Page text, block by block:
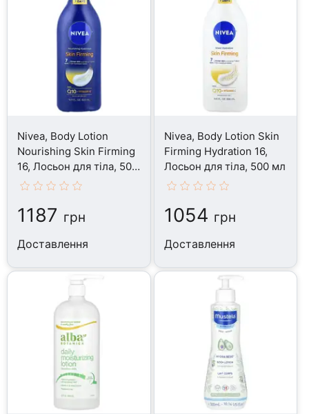
Nivea, Body Lotion
Nourishing Skin Firming
16, Лосьон для тіла, 500
мл
1187 грн
Доставлення
Nivea, Body Lotion Skin
Firming Hydration 16,
Лосьон для тіла, 500 мл
1054 грн
Доставлення